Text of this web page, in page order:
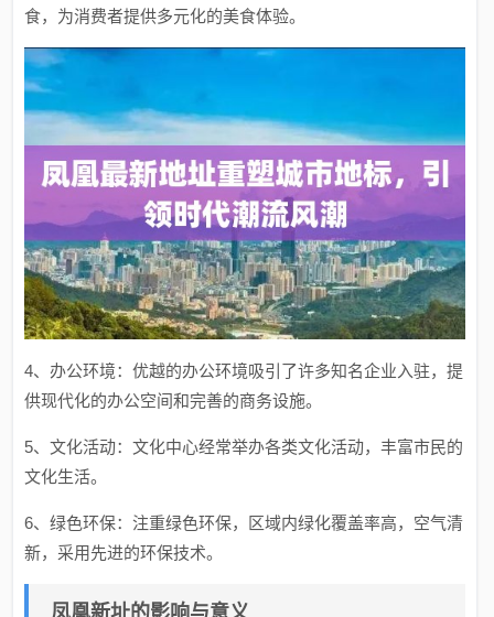
食，为消费者提供多元化的美食体验。
4、办公环境：优越的办公环境吸引了许多知名企业入驻，提
供现代化的办公空间和完善的商务设施。
5、文化活动：文化中心经常举办各类文化活动，丰富市民的
文化生活。
6、绿色环保：注重绿色环保，区域内绿化覆盖率高，空气清
新，采用先进的环保技术。